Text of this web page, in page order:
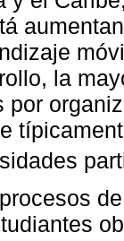
la
por